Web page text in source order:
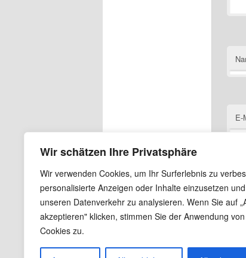
Wir schätzen Ihre Privatsphäre
Wir verwenden Cookies, um Ihr Surferlebnis zu
personalisierte Anzeigen oder Inhalte einzusetzen und
unseren Datenverkehr zu analysieren. Wenn Sie auf
akzeptieren" klicken, stimmen Sie der Anwendung von
Cookies zu.
E-